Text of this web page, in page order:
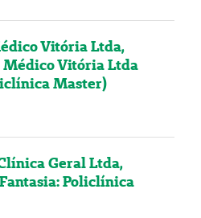
Vitória Ltda,
Médico Vitória Ltda
Master)
Geral Ltda,
Policlínica